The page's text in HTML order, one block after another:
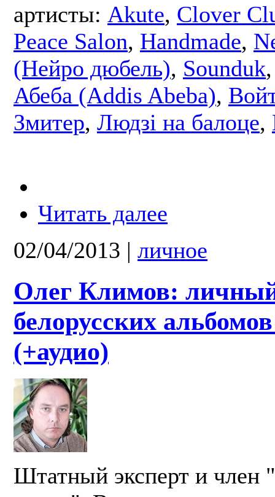
артисты: Akute, Clover
Peace Salon, Handmade,
(Нейро дюбель), Sounduk
Абеба (Addis Abeba),
Змитер, Людзі на балоце,
Читать далее
02/04/2013 | личное
Олег Климов:
белорусских
(+аудио)
Штатный эксперт и член